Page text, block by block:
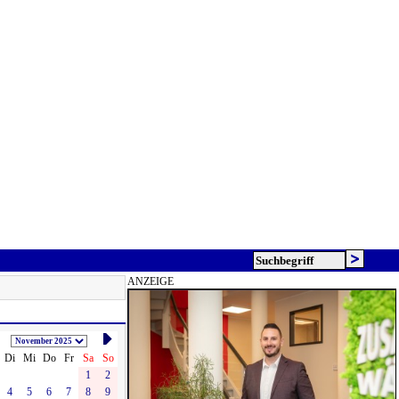
Di Mi Do Fr Sa
So
1
2
4 5 6 7 8
9
ANZEIGE